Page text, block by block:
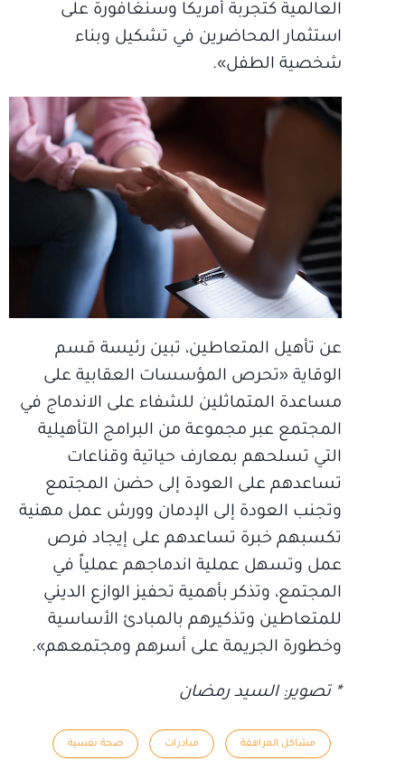
العالمية كتجربة أمريكا وسنغافورة على
استثمار المحاضرين في تشكيل وبناء
شخصية الطفل».
عن تأهيل المتعاطين، تبين رئيسة قسم
الوقاية «تحرص المؤسسات العقابية على
مساعدة المتماثلين للشفاء على الاندماج في
المجتمع عبر مجموعة من البرامج التأهيلية
التي تسلحهم بمعارف حياتية وقناعات
تساعدهم على العودة إلى حضن المجتمع
وتجنب العودة إلى الإدمان وورش عمل مهنية
تكسبهم خبرة تساعدهم على إيجاد فرص
عمل وتسهل عملية اندماجهم عملياً في
المجتمع، وتذكر بأهمية تحفيز الوازع الديني
للمتعاطين وتذكيرهم بالمبادئ الأساسية
وخطورة الجريمة على أسرهم ومجتمعهم».
* تصوير: السيد رمضان
مشاكل المراهقة مبادرات صحة نفسية